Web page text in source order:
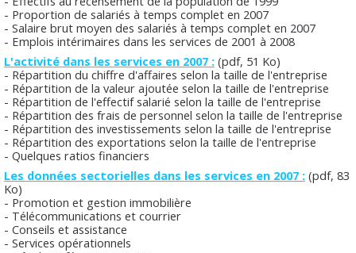
- Proportion de salariés à temps complet en 2007
- Salaire brut moyen des salariés à temps complet en 2007
- Emplois intérimaires dans les services de 2001 à 2008
L'activité dans les services en 2007 : (pdf, 51 Ko)
- Répartition du chiffre d'affaires selon la taille de l'entreprise
- Répartition de la valeur ajoutée selon la taille de l'entreprise
- Répartition de l'effectif salarié selon la taille de l'entreprise
- Répartition des frais de personnel selon la taille de l'entreprise
- Répartition des investissements selon la taille de l'entreprise
- Répartition des exportations selon la taille de l'entreprise
- Quelques ratios financiers
Les données sectorielles dans les services en 2007 : (pdf, 83
Ko)
- Promotion et gestion immobilière
- Télécommunications et courrier
- Conseils et assistance
- Services opérationnels